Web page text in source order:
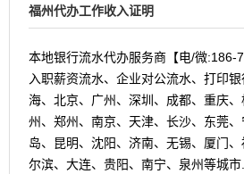
福州代办工作收入证明
本地银行流水代办服务商【电/微:186-
入职薪资流水、企业对公流水、打印
海、北京、广州、深圳、成都、重庆
州、郑州、南京、天津、长沙、东莞
岛、昆明、沈阳、济南、无锡、厦门
尔滨、大连、贵阳、南宁、泉州等城市.